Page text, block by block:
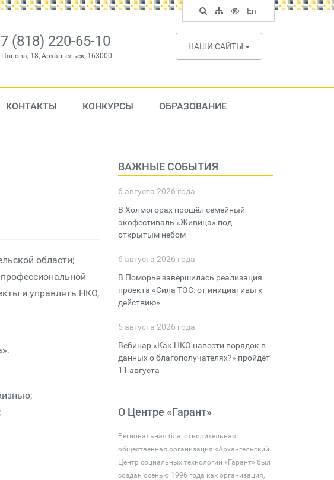
(818) 220-65-10
Попова, 18, Архангельск, 163000
НАШИ САЙТЫ
КОНТАКТЫ КОНКУРСЫ ОБРАЗОВАНИЕ
области;
и управлять НКО,
ВАЖНЫЕ СОБЫТИЯ
6 августа 2026 года
В Холмогорах прошёл семейный
экофестиваль «Живица» под
открытым небом
6 августа 2026 года
В Поморье завершилась реализация
проекта «Сила ТОС: от инициативы к
действию»
5 августа 2026 года
Вебинар «Как НКО навести порядок в
данных о благополучателях?» пройдёт
11 августа
О Центре «Гарант»
Региональная благотворительная
общественная организация «Архангельский
Центр социальных технологий «Гарант» был
создан осенью 1996 года как организация,
Поиск
по
сайту
Карта
сайта
Версия
для
слабовидящих
En
English